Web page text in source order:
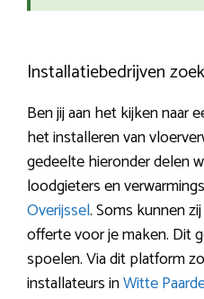
Installatiebedrijven
Ben jij aan het kijken naar
het installeren van
gedeelte hieronder delen
loodgieters en
Overijssel. Soms kunnen
offerte voor je maken. Dit
spoelen. Via dit platform
installateurs inWitte